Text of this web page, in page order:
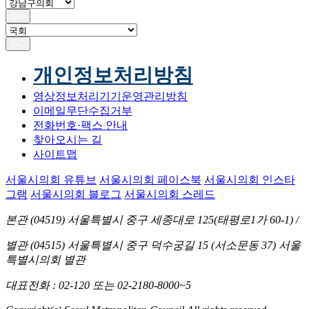
개인정보처리방침
영상정보처리기기운영관리방침
이메일무단수집거부
전화번호·팩스 안내
찾아오시는 길
사이트맵
서울시의회 유튜브 서울시의회 페이스북 서울시의회 인스타
그램 서울시의회 블로그 서울시의회 스레드
본관 (04519) 서울특별시 중구 세종대로 125(태평로1가 60-1) /
별관 (04515) 서울특별시 중구 덕수궁길 15 (서소문동 37) 서울
특별시의회 별관
대표전화: 02-120 또는 02-2180-8000~5